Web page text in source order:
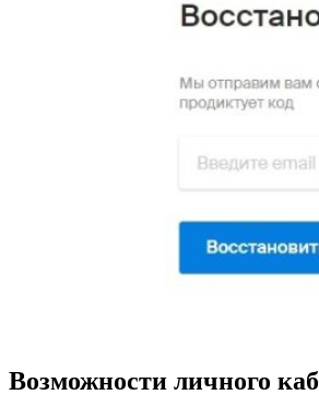
Возможности личного